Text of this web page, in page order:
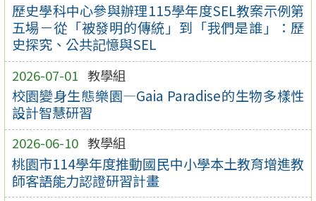
歷史學科中心參與辦理115學年度SEL教案示例第
五場－從「被發明的傳統」到「我們是誰」：歷
史探究、公共記憶與SEL
2026-07-01 教學組
校園變身生態樂園—Gaia Paradise的生物多樣性
設計智慧研習
2026-06-10 教學組
桃園市114學年度推動國民中小學本土教育增進教
師客語能力認證研習計畫